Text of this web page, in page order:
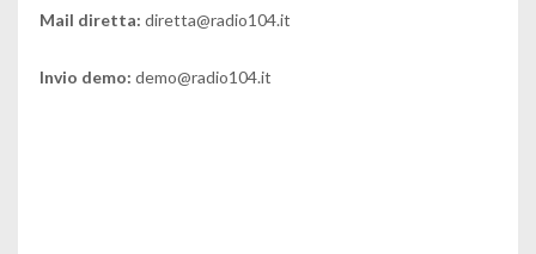
Mail diretta: diretta@radio104.it
Invio demo: demo@radio104.it